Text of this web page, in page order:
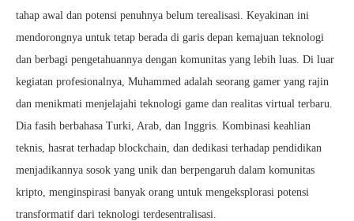
tahap awal dan potensi penuhnya belum terealisasi. Keyakinan ini
mendorongnya untuk tetap berada di garis depan kemajuan teknologi
dan berbagi pengetahuannya dengan komunitas yang lebih luas. Di luar
kegiatan profesionalnya, Muhammed adalah seorang gamer yang rajin
dan menikmati menjelajahi teknologi game dan realitas virtual terbaru.
Dia fasih berbahasa Turki, Arab, dan Inggris. Kombinasi keahlian
teknis, hasrat terhadap blockchain, dan dedikasi terhadap pendidikan
menjadikannya sosok yang unik dan berpengaruh dalam komunitas
kripto, menginspirasi banyak orang untuk mengeksplorasi potensi
transformatif dari teknologi terdesentralisasi.